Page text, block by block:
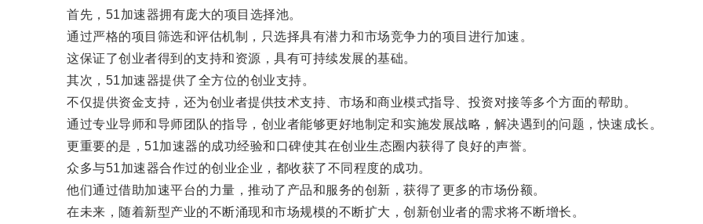
首先，51加速器拥有庞大的项目选择池。
通过严格的项目筛选和评估机制，只选择具有潜力和市场竞争力的项目进行加速。
这保证了创业者得到的支持和资源，具有可持续发展的基础。
其次，51加速器提供了全方位的创业支持。
不仅提供资金支持，还为创业者提供技术支持、市场和商业模式指导、投资对接等多个方面的帮助。
通过专业导师和导师团队的指导，创业者能够更好地制定和实施发展战略，解决遇到的问题，快速成长。
更重要的是，51加速器的成功经验和口碑使其在创业生态圈内获得了良好的声誉。
众多与51加速器合作过的创业企业，都收获了不同程度的成功。
他们通过借助加速平台的力量，推动了产品和服务的创新，获得了更多的市场份额。
在未来，随着新型产业的不断涌现和市场规模的不断扩大，创新创业者的需求将不断增长。